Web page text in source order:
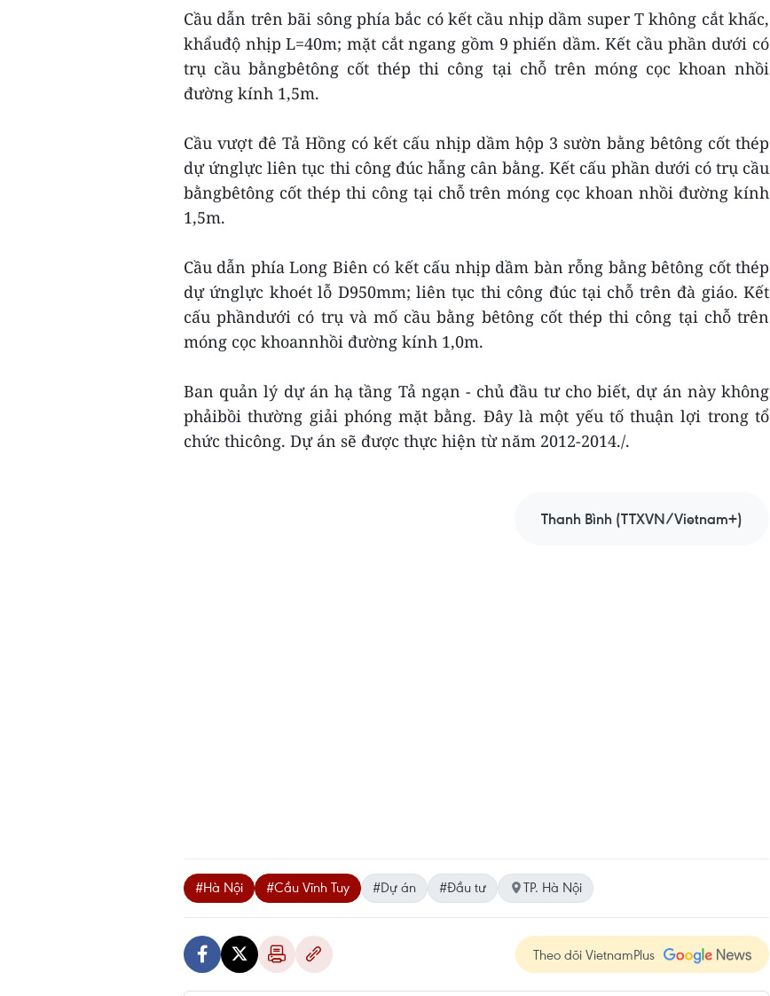
Cầu dẫn trên bãi sông phía bắc có kết cầu nhịp dầm super T không cắt khấc,
khẩuđộ nhịp L=40m; mặt cắt ngang gồm 9 phiến dầm. Kết cầu phần dưới có
trụ cầu bằngbêtông cốt thép thi công tại chỗ trên móng cọc khoan nhồi
đường kính 1,5m.
Cầu vượt đê Tả Hồng có kết cấu nhịp dầm hộp 3 sườn bằng bêtông cốt thép
dự ứnglực liên tục thi công đúc hẫng cân bằng. Kết cấu phần dưới có trụ cầu
bằngbêtông cốt thép thi công tại chỗ trên móng cọc khoan nhồi đường kính
1,5m.
Cầu dẫn phía Long Biên có kết cấu nhịp dầm bàn rỗng bằng bêtông cốt thép
dự ứnglực khoét lỗ D950mm; liên tục thi công đúc tại chỗ trên đà giáo. Kết
cấu phầndưới có trụ và mố cầu bằng bêtông cốt thép thi công tại chỗ trên
móng cọc khoannhồi đường kính 1,0m.
Ban quản lý dự án hạ tầng Tả ngạn - chủ đầu tư cho biết, dự án này không
phảibồi thường giải phóng mặt bằng. Đây là một yếu tố thuận lợi trong tổ
chức thicông. Dự án sẽ được thực hiện từ năm 2012-2014./.
Thanh Bình (TTXVN/Vietnam+)
#Hà Nội #Cầu Vĩnh Tuy #Dự án #Đầu tư TP. Hà Nội
Theo dõi VietnamPlus